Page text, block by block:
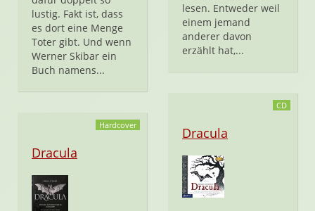
lustig. Fakt ist, dass
es dort eine Menge
Toter gibt. Und wenn
Werner Skibar ein
Buch namens...
lesen. Entweder weil
einem jemand
anderer davon
erzählt hat,...
Hardcover
Dracula
CD
Dracula